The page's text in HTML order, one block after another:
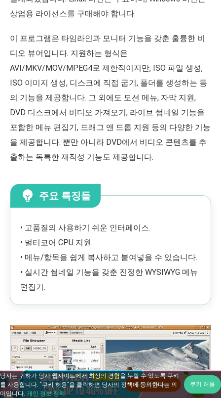
상업용 라이선스를 구매해야 합니다.
이 프로그램은 타임라인과 모니터 기능을 갖춘 훌륭한 비
디오 뷰어입니다. 지원하는 형식은
AVI/MKV/MOV/MPEG4로 제한적이지만, ISO 파일 생성,
ISO 이미지 생성, 디스크에 직접 굽기, 폴더를 생성하는 등
의 기능을 제공합니다. 그 외에도 모션 메뉴, 자막 지원,
DVD 디스크에서 비디오 가져오기, 라이브 썸네일 기능을
포함한 메뉴 편집기, 드래그 앤 드롭 지원 등의 다양한 기능
을 제공합니다. 뿐만 아니라 DVD에서 비디오 콘텐츠를 추
출하는 독특한 재작성 기능도 제공합니다.
주요 특징들
• 고품질의 사용하기 쉬운 인터페이스.
• 멀티코어 CPU 지원.
• 메뉴/항목을 쉽게 복사하고 붙여넣을 수 있습니다.
• 실시간 썸네일 기능을 갖춘 진정한 WYSIWYG 메뉴
편집기.
당사는 귀하가 당사 웹사이트에서 최상의 경험을 누릴 수 있도록 쿠키
를 사용합니다. "쿠키 허용"을 클릭하면 당사의 정책에 동의한다는 의
미입니다. 개인 정보 정책.
쿠키 허용